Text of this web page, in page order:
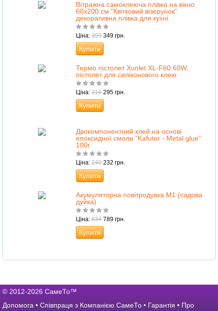
Вітражна самоклеюча плівка на вікно
60х200 см "Квітковий візерунок"
декоративна плівка для кухні
Ціна: 399 349 грн.
Купити
Термо пістолет Xunlet XL-F60 60W,
пістолет для силіконового клею
Ціна: 316 295 грн.
Купити
Двокомпонентний клей на основі
епоксидної смоли "Kafuter - Metal glue"
100г
Ціна: 240 232 грн.
Купити
Акумуляторна повітродувка M1 (садова
дуйка)
Ціна: 834 789 грн.
Купити
© 2012-2026 СамеТо™
Допомога • Співпраця з Компанією СамеТо • Гарантія • Про